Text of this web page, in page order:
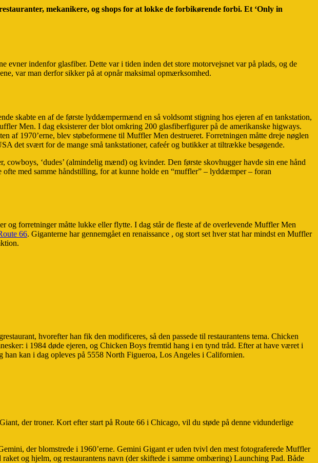
mekanikere, og shops for at lokke de forbikørende forbi. Et ‘Only in
indenfor glasfiber. Dette var i tiden inden det store motorvejsnet var på plads, og de
var man derfor sikker på at opnår maksimal opmærksomhed.
skabte en af de første lyddæmpermænd en så voldsomt stigning hos ejeren af en tankstation,
Men. I dag eksisterer der blot omkring 200 glasfiberfigurer på de amerikanske higways.
af 1970’erne, blev støbeformene til Muffler Men destrueret. Forretningen måtte dreje nøglen
det svært for de mange små tankstationer, cafeér og butikker at tiltrække besøgende.
‘dudes’ (almindelig mænd) og kvinder. Den første skovhugger havde sin ene hånd
med samme håndstilling, for at kunne holde en “muffler” – lyddæmper – foran
forretninger måtte lukke eller flytte. I dag står de fleste af de overlevende Muffler Men
66. Giganterne har gennemgået en renaissance , og stort set hver stat har mindst en Muffler
hvorefter han fik den modificeres, så den passede til restaurantens tema. Chicken
i 1984 døde ejeren, og Chicken Boys fremtid hang i en tynd tråd. Efter at have været i
kan i dag opleves på 5558 North Figueroa, Los Angeles i Californien.
der troner. Kort efter start på Route 66 i Chicago, vil du støde på denne vidunderlige
der blomstrede i 1960’erne. Gemini Gigant er uden tvivl den mest fotograferede Muffler
og hjelm, og restaurantens navn (der skiftede i samme ombæring) Launching Pad. Både